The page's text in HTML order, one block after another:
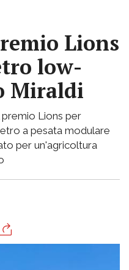
Lions
low-
Miraldi
premio Lions per
a pesata modulare
per un'agricoltura